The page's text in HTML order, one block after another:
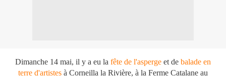
Dimanche 14 mai, il y a eu la fête de l'asperge et de balade en
terre d'artistes à Corneilla la Rivière, à la Ferme Catalane au